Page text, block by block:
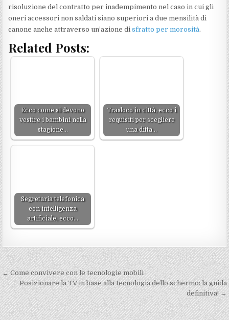
risoluzione del contratto per inadempimento nel caso in cui gli
oneri accessori non saldati siano superiori a due mensilità di
canone anche attraverso un’azione disfratto per morosità.
Related Posts:
Ecco come si devono
vestire i bambini nella
stagione…
Trasloco in città, ecco i
requisiti per scegliere
una ditta…
Segretaria telefonica
con intelligenza
artificiale, ecco…
Navigazione
articoli
← Come convivere con le tecnologie mobili
Posizionare la TV in base alla tecnologia dello schermo: la guida
definitiva! →